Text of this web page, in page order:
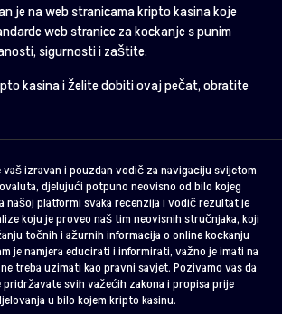
je na web stranicama kripto kasina koje
web stranice za kockanje s punim
sigurnosti i zaštite.
kasina i želite dobiti ovaj pečat, obratite
izravan i pouzdan vodič za navigaciju svijetom
djelujući potpuno neovisno od bilo kojeg
našoj platformi svaka recenzija i vodič rezultat je
koju je proveo naš tim neovisnih stručnjaka, koji
točnih i ažurnih informacija o online kockanju
je namjera educirati i informirati, važno je imati na
treba uzimati kao pravni savjet. Pozivamo vas da
pridržavate svih važećih zakona i propisa prije
u bilo kojem kripto kasinu.